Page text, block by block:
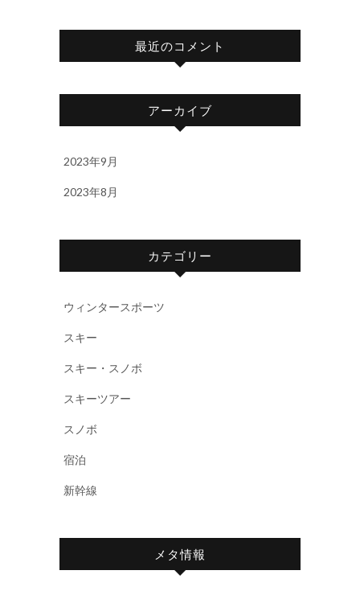
最近のコメント
アーカイブ
2023年9月
2023年8月
カテゴリー
ウィンタースポーツ
スキー
スキー・スノボ
スキーツアー
スノボ
宿泊
新幹線
メタ情報